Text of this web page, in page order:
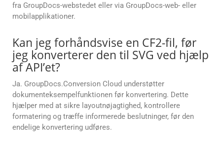
fra GroupDocs-webstedet eller via GroupDocs-web- eller
mobilapplikationer.
Kan jeg forhåndsvise en CF2-fil, før
jeg konverterer den til SVG ved hjælp
af API’et?
Ja. GroupDocs.Conversion Cloud understøtter
dokumenteksempelfunktionen før konvertering. Dette
hjælper med at sikre layoutnøjagtighed, kontrollere
formatering og træffe informerede beslutninger, før den
endelige konvertering udføres.